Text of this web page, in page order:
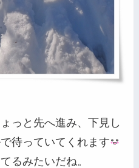
っと先へ進み、下見し
待っていてくれます
るみたいだね。